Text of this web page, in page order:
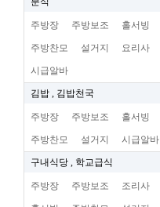
주방장 주방보조 홀서빙
주방찬모 설거지 요리사
시급알바
김밥 , 김밥천국
주방장 주방보조 홀서빙
주방찬모 설거지 시급알바
구내식당 , 학교급식
주방장 주방보조 조리사